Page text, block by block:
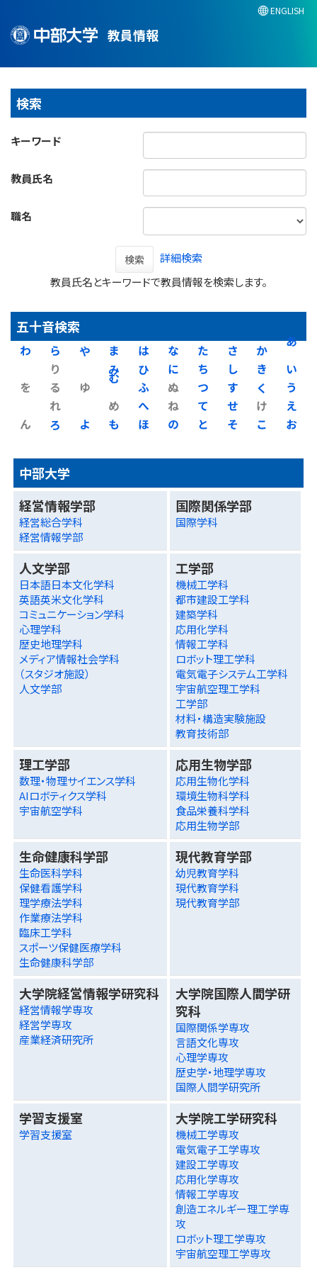
教員情報
ENGLISH
検索
キーワード
教員氏名
職名
検索
詳細検索
教員氏名とキーワードで教員情報を検索します。
五十音検索
あ
い
う
え
お
か
き
く
け
こ
さ
し
す
せ
そ
た
ち
つ
て
と
な
に
ぬ
ね
の
は
ひ
ふ
へ
ほ
ま
み
む
め
も
や
ゆ
よ
ら
り
る
れ
ろ
わ
を
ん
中部大学
経営情報学部
経営総合学科
経営情報学部
国際関係学部
国際学科
人文学部
日本語日本文化学科
英語英米文化学科
コミュニケーション学科
心理学科
歴史地理学科
メディア情報社会学科
（スタジオ施設）
人文学部
工学部
機械工学科
都市建設工学科
建築学科
応用化学科
情報工学科
ロボット理工学科
電気電子システム工学科
宇宙航空理工学科
工学部
材料・構造実験施設
教育技術部
理工学部
数理・物理サイエンス学科
AIロボティクス学科
宇宙航空学科
応用生物学部
応用生物化学科
環境生物科学科
食品栄養科学科
応用生物学部
生命健康科学部
生命医科学科
保健看護学科
理学療法学科
作業療法学科
臨床工学科
スポーツ保健医療学科
生命健康科学部
現代教育学部
幼児教育学科
現代教育学科
現代教育学部
大学院経営情報学研究科
経営情報学専攻
経営学専攻
産業経済研究所
大学院国際人間学研
究科
国際関係学専攻
言語文化専攻
心理学専攻
歴史学・地理学専攻
国際人間学研究所
学習支援室
学習支援室
大学院工学研究科
機械工学専攻
電気電子工学専攻
建設工学専攻
応用化学専攻
情報工学専攻
創造エネルギー理工学専
攻
ロボット理工学専攻
宇宙航空理工学専攻